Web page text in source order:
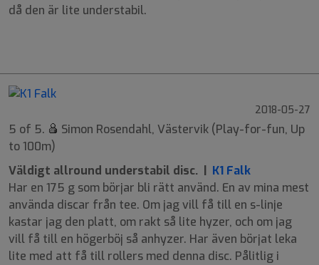
då den är lite understabil.
2018-05-27
5 of 5.
Simon Rosendahl, Västervik (Play-for-fun, Up
to 100m)
Väldigt allround understabil disc. | K1 Falk
Har en 175 g som börjar bli rätt använd. En av mina mest
använda discar från tee. Om jag vill få till en s-linje
kastar jag den platt, om rakt så lite hyzer, och om jag
vill få till en högerböj så anhyzer. Har även börjat leka
lite med att få till rollers med denna disc. Pålitlig i